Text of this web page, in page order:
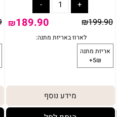
₪199.90
₪189.90
מידע נוסף